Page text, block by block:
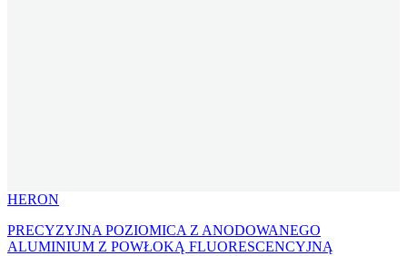
HERON
PRECYZYJNA POZIOMICA Z ANODOWANEGO
ALUMINIUM Z POWŁOKĄ FLUORESCENCYJNĄ